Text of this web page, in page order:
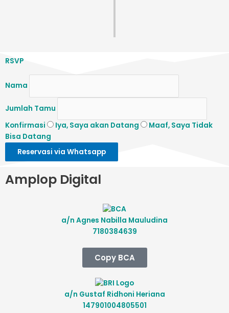
RSVP
Nama
Jumlah Tamu
Konfirmasi
Iya, Saya akan Datang
Maaf, Saya Tidak
Bisa Datang
Reservasi via Whatsapp
Amplop Digital
a/n Agnes Nabilla Mauludina
7180384639
Copy BCA
a/n Gustaf Ridhoni Heriana
147901004805501